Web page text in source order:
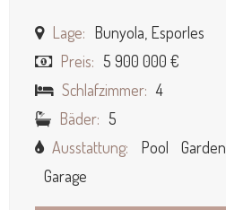
Lage: Bunyola, Esporles
Preis: 5 900 000 €
Schlafzimmer: 4
Bäder: 5
Ausstattung:
Pool Garden
Garage